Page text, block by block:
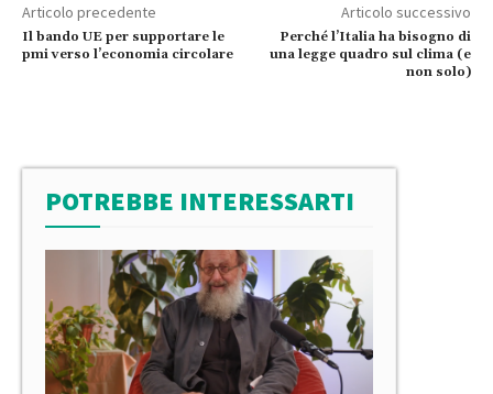
Articolo precedente
Il bando UE per supportare le
pmi verso l’economia circolare
Articolo successivo
Perché l’Italia ha bisogno di
una legge quadro sul clima (e
non solo)
POTREBBE INTERESSARTI